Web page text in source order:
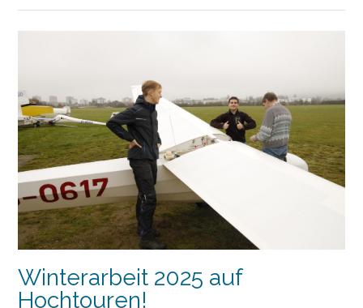
Ehrungen:
Club
Heppenheim“
Winterarbeit 2025 auf
Hochtouren!